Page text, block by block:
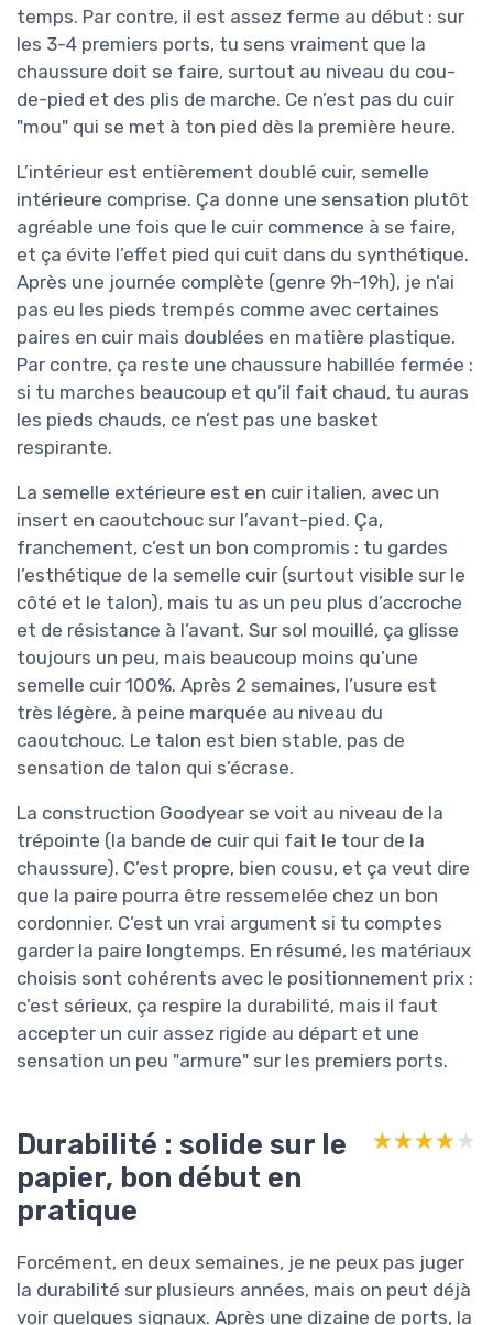
temps. Par contre, il est assez ferme au début : sur
les 3-4 premiers ports, tu sens vraiment que la
chaussure doit se faire, surtout au niveau du cou-
de-pied et des plis de marche. Ce n’est pas du cuir
"mou" qui se met à ton pied dès la première heure.
L’intérieur est entièrement doublé cuir, semelle
intérieure comprise. Ça donne une sensation plutôt
agréable une fois que le cuir commence à se faire,
et ça évite l’effet pied qui cuit dans du synthétique.
Après une journée complète (genre 9h-19h), je n’ai
pas eu les pieds trempés comme avec certaines
paires en cuir mais doublées en matière plastique.
Par contre, ça reste une chaussure habillée fermée :
si tu marches beaucoup et qu’il fait chaud, tu auras
les pieds chauds, ce n’est pas une basket
respirante.
La semelle extérieure est en cuir italien, avec un
insert en caoutchouc sur l’avant-pied. Ça,
franchement, c’est un bon compromis : tu gardes
l’esthétique de la semelle cuir (surtout visible sur le
côté et le talon), mais tu as un peu plus d’accroche
et de résistance à l’avant. Sur sol mouillé, ça glisse
toujours un peu, mais beaucoup moins qu’une
semelle cuir 100%. Après 2 semaines, l’usure est
très légère, à peine marquée au niveau du
caoutchouc. Le talon est bien stable, pas de
sensation de talon qui s’écrase.
La construction Goodyear se voit au niveau de la
trépointe (la bande de cuir qui fait le tour de la
chaussure). C’est propre, bien cousu, et ça veut dire
que la paire pourra être ressemelée chez un bon
cordonnier. C’est un vrai argument si tu comptes
garder la paire longtemps. En résumé, les matériaux
choisis sont cohérents avec le positionnement prix :
c’est sérieux, ça respire la durabilité, mais il faut
accepter un cuir assez rigide au départ et une
sensation un peu "armure" sur les premiers ports.
Durabilité : solide sur le
papier, bon début en
pratique
★★★★★
★★★★★
Forcément, en deux semaines, je ne peux pas juger
la durabilité sur plusieurs années, mais on peut déjà
voir quelques signaux. Après une dizaine de ports, la